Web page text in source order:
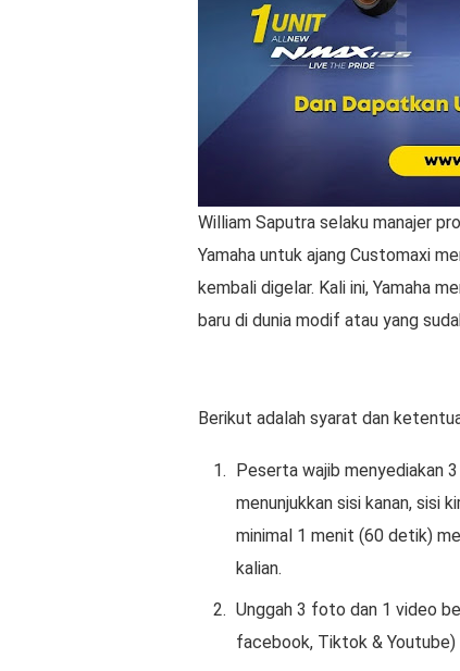
William Saputra selaku manajer
Yamaha untuk ajang Customaxi
kembali digelar. Kali ini, Yamaha
baru di dunia modif atau yang
Berikut adalah syarat dan
Peserta wajib menyediakan
menunjukkan sisi kanan, sisi
minimal 1 menit (60 detik)
kalian.
Unggah 3 foto dan 1 video
facebook, Tiktok & Youtube)